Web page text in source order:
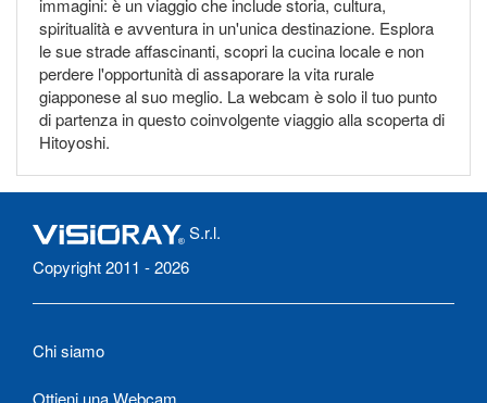
immagini: è un viaggio che include storia, cultura,
spiritualità e avventura in un'unica destinazione. Esplora
le sue strade affascinanti, scopri la cucina locale e non
perdere l'opportunità di assaporare la vita rurale
giapponese al suo meglio. La webcam è solo il tuo punto
di partenza in questo coinvolgente viaggio alla scoperta di
Hitoyoshi.
S.r.l.
Copyright 2011 - 2026
Chi siamo
Ottieni una Webcam